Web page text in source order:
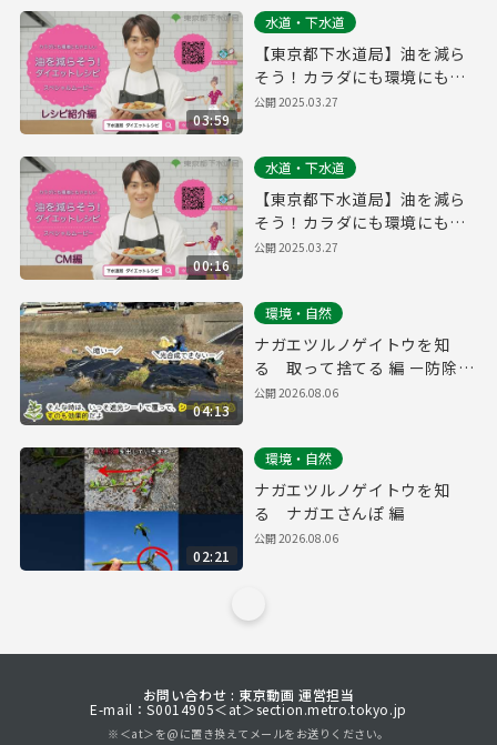
03:59
水道・下水道
【東京都下水道局】油を減ら
そう！カラダにも環境にもや
さしい ダイエットレシピ
公開2025.03.27
00:16
水道・下水道
【東京都下水道局】油を減ら
そう！カラダにも環境にもや
さしい ダイエットレシピ
公開2025.03.27
04:13
環境・自然
ナガエツルノゲイトウを知
る 取って捨てる 編 ー防除の
ポイントー
公開2026.08.06
02:21
環境・自然
ナガエツルノゲイトウを知
る ナガエさんぽ 編
公開2026.08.06
お問い合わせ : 東京動画 運営担当
E-mail：S0014905＜at＞section.metro.tokyo.jp
※＜at＞を@に置き換えてメールをお送りください。